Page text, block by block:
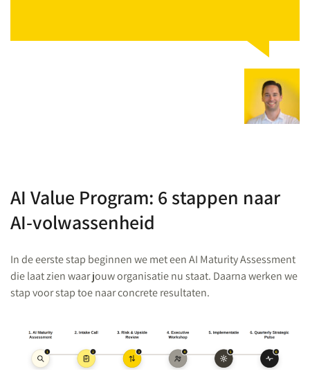
AI Value Program: 6 stappen naar
AI-volwassenheid
In de eerste stap beginnen we met een AI Maturity Assessment
die laat zien waar jouw organisatie nu staat. Daarna werken we
stap voor stap toe naar concrete resultaten.